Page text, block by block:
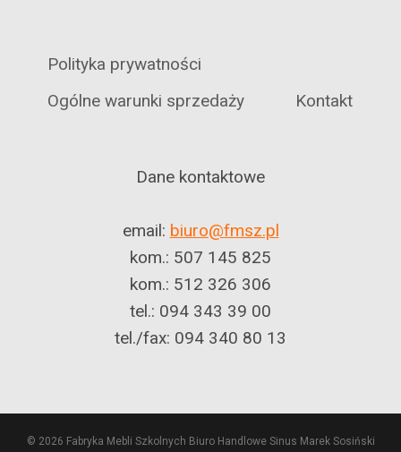
Polityka prywatności
Ogólne warunki sprzedaży
Kontakt
Dane kontaktowe
email: biuro@fmsz.pl
kom.: 507 145 825
kom.: 512 326 306
tel.: 094 343 39 00
tel./fax: 094 340 80 13
© 2026 Fabryka Mebli Szkolnych Biuro Handlowe Sinus Marek Sosiński